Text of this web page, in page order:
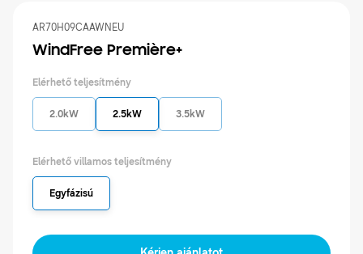
WindFree Première+
AR70H09CAAWNEU
Elérhető teljesítmény
2.0kW 2.5kW 3.5kW
Elérhető villamos teljesítmény
Egyfázisú